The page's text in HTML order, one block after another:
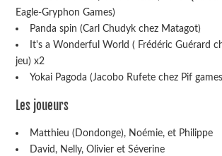
Eagle-Gryphon Games)
Panda spin (Carl Chudyk chez Matagot)
It's a Wonderful World ( Frédéric Guérard
jeu) x2
Yokai Pagoda (Jacobo Rufete chez Pif
Les joueurs
Matthieu (Dondonge), Noémie, et Philippe
David, Nelly, Olivier et Séverine